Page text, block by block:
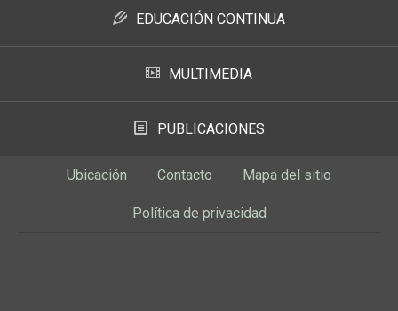
EDUCACIÓN CONTINUA
MULTIMEDIA
PUBLICACIONES
Ubicación Contacto Mapa del sitio
Política de privacidad